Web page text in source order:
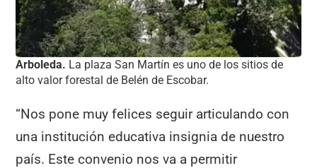
Arboleda. La plaza San Martín es uno de los sitios de
alto valor forestal de Belén de Escobar.
“Nos pone muy felices seguir articulando con
una institución educativa insignia de nuestro
país. Este convenio nos va a permitir